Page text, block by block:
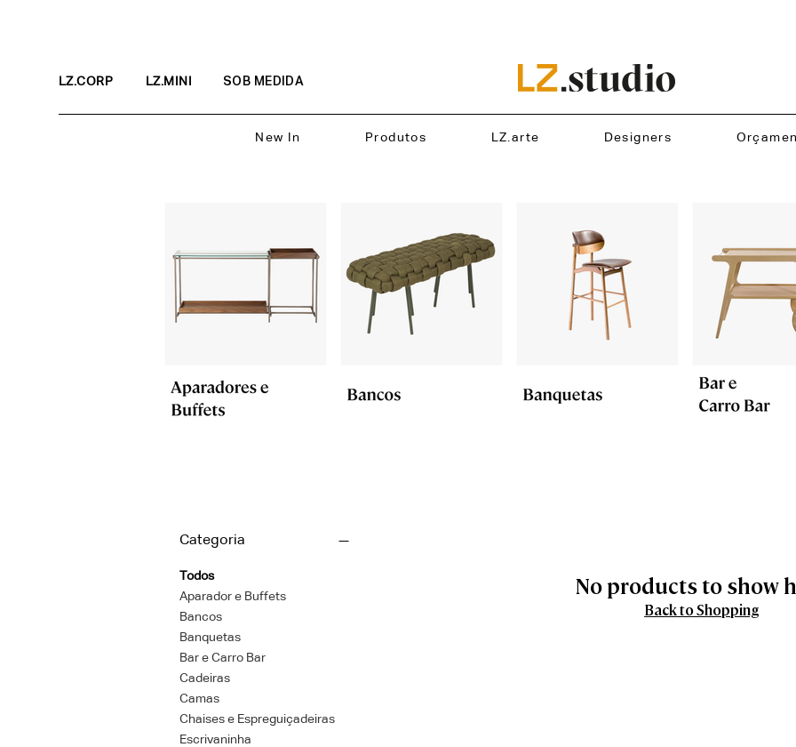
LZ.CORP LZ.MINI SOB MEDIDA
New In Produtos LZ.arte Designers
Categoria
Todos
Aparador e Buffets
Bancos
Banquetas
Bar e Carro Bar
Cadeiras
Camas
Chaises e Espreguiçadeiras
Escrivaninha
No products to show
Back to Shopping